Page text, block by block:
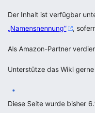
Der Inhalt ist verfügbar
„Namensnennung“
,
Als Amazon-Partner
Unterstütze das Wiki gerne
Diese Seite wurde bisher